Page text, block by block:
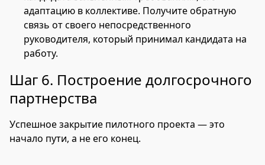
адаптацию в коллективе. Получите обратную
связь от своего непосредственного
руководителя, который принимал кандидата на
работу.
Шаг 6. Построение долгосрочного
партнерства
Успешное закрытие пилотного проекта — это
начало пути, а не его конец.